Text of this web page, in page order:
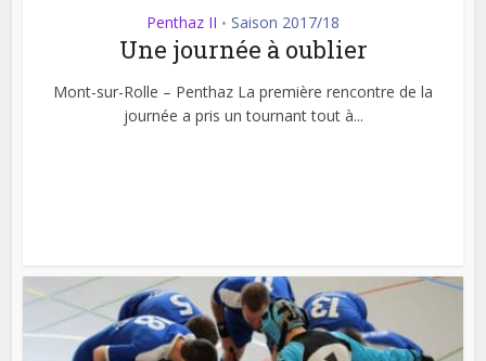
Penthaz II • Saison 2017/18
Une journée à oublier
Mont-sur-Rolle – Penthaz La première rencontre de la
journée a pris un tournant tout à...